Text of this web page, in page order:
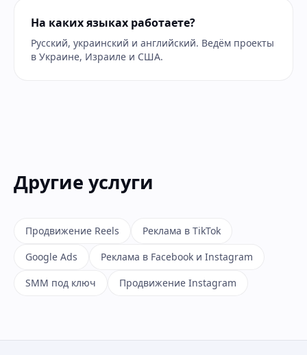
На каких языках работаете?
Русский, украинский и английский. Ведём проекты
в Украине, Израиле и США.
Другие услуги
Продвижение Reels
Реклама в TikTok
Google Ads
Реклама в Facebook и Instagram
SMM под ключ
Продвижение Instagram